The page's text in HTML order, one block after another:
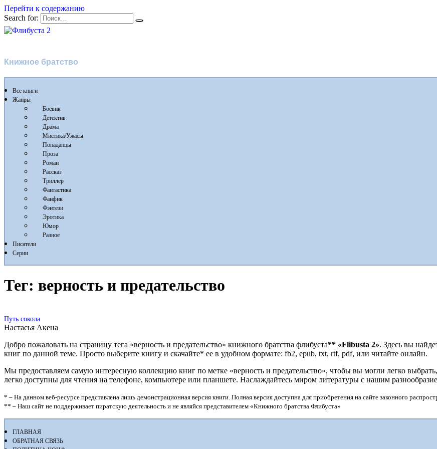
Перейти к содержанию
Search for:
Книжное братство
Все книги
Жанры
Боевик
Детектив
Драма
Мистика/Ужасы
Попаданцы
Проза
Роман
Рассказ
Триллер
Фантастика
Фанфик
Фэнтези
Эротика
Юмор
Разное
Писатели
Серии
Тег: верность и предательство
Путь сокола
Настасья Акена
Добро пожаловать на страницу тега «верность и предательство» книжного братства флибуста** «Flibusta 2». Здесь вы
книг по данной теме. Просто выберите книгу и скачайте* ее в удобном формате: fb2, epub, txt, rtf, pdf, или читайте онлайн.
Мы предоставляем самую интересную коллекцию книг по метке «верность и предательство», чтобы вы могли легко
легко доступны для чтения на телефоне, компьютере или планшете. Наслаждайтесь миром литературы с нашим
* – На данном веб-ресурсе представлена лишь демонстрационная версия книги. Полная версия доступна для приобретения на сайте законного
** – Наш сайт не поддерживает пиратскую деятельность и не являйся представителем «Книжного братства Флибуста»
ГЛАВНАЯ
ОБРАТНАЯ СВЯЗЬ